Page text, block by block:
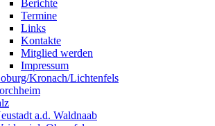
Berichte
Termine
Links
Kontakte
Mitglied werden
Impressum
Kronach/Lichtenfels
a.d. Waldnaab